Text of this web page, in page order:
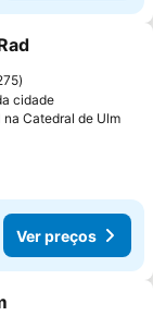
favoritos
cidade
Catedral de UlmVer
Ver preços
favoritos